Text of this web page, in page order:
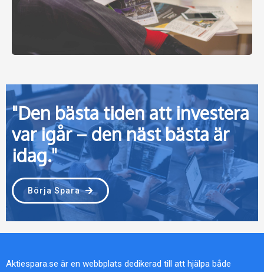
"Den bästa tiden att investera
var igår – den näst bästa är
idag."
Börja Spara
Aktiespara.se är en webbplats dedikerad till att hjälpa både